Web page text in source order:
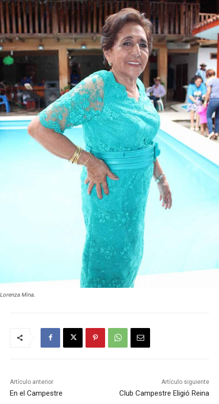
Lorenza Mina.
Artículo anterior
En el Campestre
Artículo siguiente
Club Campestre Eligió Reina